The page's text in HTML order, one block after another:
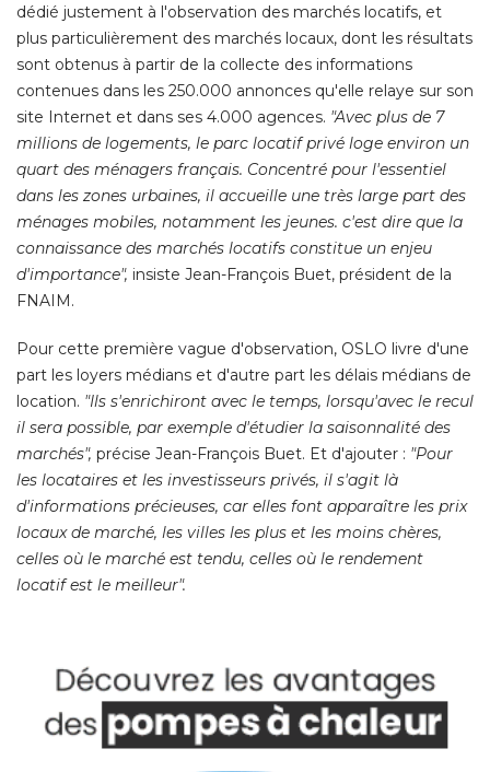
dédié justement à l'observation des marchés locatifs, et
plus particulièrement des marchés locaux, dont les résultats
sont obtenus à partir de la collecte des informations
contenues dans les 250.000 annonces qu'elle relaye sur son
site Internet et dans ses 4.000 agences. "Avec plus de 7
millions de logements, le parc locatif privé loge environ un
quart des ménagers français. Concentré pour l'essentiel
dans les zones urbaines, il accueille une très large part des
ménages mobiles, notamment les jeunes. c'est dire que la
connaissance des marchés locatifs constitue un enjeu
d'importance", insiste Jean-François Buet, président de la
FNAIM.
Pour cette première vague d'observation, OSLO livre d'une
part les loyers médians et d'autre part les délais médians de
location. "Ils s'enrichiront avec le temps, lorsqu'avec le recul
il sera possible, par exemple d'étudier la saisonnalité des
marchés", précise Jean-François Buet. Et d'ajouter : "Pour
les locataires et les investisseurs privés, il s'agit là
d'informations précieuses, car elles font apparaître les prix
locaux de marché, les villes les plus et les moins chères,
celles où le marché est tendu, celles où le rendement
locatif est le meilleur".